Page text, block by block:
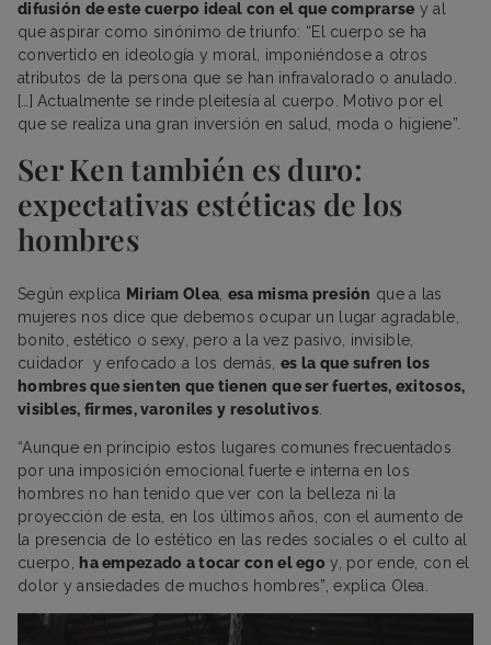
difusión de este cuerpo ideal con el que comprarse y al
que aspirar como sinónimo de triunfo: “El cuerpo se ha
convertido en ideología y moral, imponiéndose a otros
atributos de la persona que se han infravalorado o anulado.
[…] Actualmente se rinde pleitesía al cuerpo. Motivo por el
que se realiza una gran inversión en salud, moda o higiene”.
Ser Ken también es duro:
expectativas estéticas de los
hombres
Según explica Miriam Olea, esa misma presión que a las
mujeres nos dice que debemos ocupar un lugar agradable,
bonito, estético o sexy, pero a la vez pasivo, invisible,
cuidador y enfocado a los demás, es la que sufren los
hombres que sienten que tienen que ser fuertes, exitosos,
visibles, firmes, varoniles y resolutivos.
“Aunque en principio estos lugares comunes frecuentados
por una imposición emocional fuerte e interna en los
hombres no han tenido que ver con la belleza ni la
proyección de esta, en los últimos años, con el aumento de
la presencia de lo estético en las redes sociales o el culto al
cuerpo, ha empezado a tocar con el ego y, por ende, con el
dolor y ansiedades de muchos hombres”, explica Olea.